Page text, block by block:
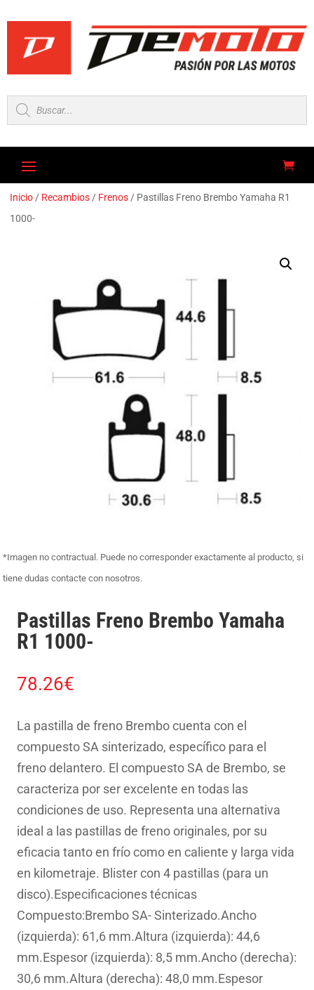
Búsqueda
de
productos
Inicio / Recambios / Frenos / Pastillas Freno Brembo Yamaha R1
1000-
*Imagen no contractual. Puede no corresponder exactamente al producto, si
tiene dudas contacte con nosotros.
Pastillas Freno Brembo Yamaha
R1 1000-
78.26€
La pastilla de freno Brembo cuenta con el
compuesto SA sinterizado, específico para el
freno delantero. El compuesto SA de Brembo, se
caracteriza por ser excelente en todas las
condiciones de uso. Representa una alternativa
ideal a las pastillas de freno originales, por su
eficacia tanto en frío como en caliente y larga vida
en kilometraje. Blister con 4 pastillas (para un
disco).Especificaciones técnicas
Compuesto:Brembo SA- Sinterizado.Ancho
(izquierda): 61,6 mm.Altura (izquierda): 44,6
mm.Espesor (izquierda): 8,5 mm.Ancho (derecha):
30,6 mm.Altura (derecha): 48,0 mm.Espesor